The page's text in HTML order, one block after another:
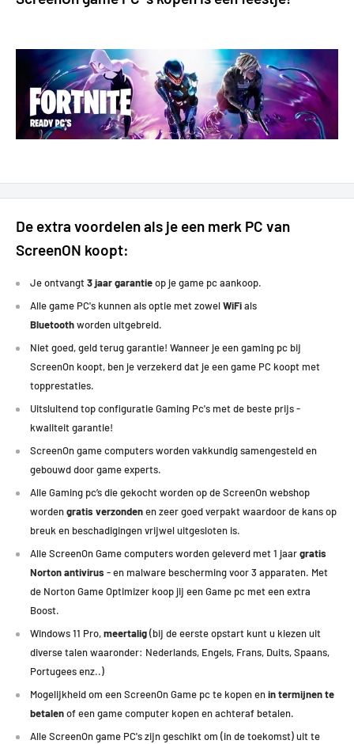
Fortnite:80+ FPS
GTA FiveM:60+ FPS
Rainbow 6:70 FPS
Rust: 80 FPS
Dead by Daylight: 100 FPS
Diablo:70+FPS
Hunt: Showdown:70+ FPS
Lost Ark:130+ FPS
Battlefield 4:150+ FPS
130+ FPS
PUBG: 150+ FPS
Forza Horizon 5:120+ FPS
Deze GamePC met de Nvidia Geforce RTX 3050 is ook uitermate
geschikt op Medium Settings (Medium - 1080p) en behaald daarop
minimaal 60 FPS met de volgende games:
Farming Simulator, Monster Hunter, Ark, Battlefield 5, The Witcher,
Tomb Raider, Far Cry 6, Call of Duty, Guardians of the Galaxy, Elden Ring,
De extra voordelen als je een merk PC van
ScreenON koopt:
Je ontvangt3 jaar garantieop je game pc aankoop.
Alle game PC's kunnen als optie met zowelWiFials
Bluetoothworden uitgebreid.
Niet goed, geld terug garantie! Wanneer je een gaming pc bij
ScreenOn koopt, ben je verzekerd dat je een game PC koopt met
topprestaties.
Uitsluitend top configuratie Gaming Pc's met de beste prijs -
kwaliteit garantie!
ScreenOn game computers worden vakkundig samengesteld en
gebouwd door game experts.
Alle Gaming pc’s die gekocht worden op de ScreenOn webshop
wordengratis verzondenen zeer goed verpakt waardoor de kans op
breuk en beschadigingen vrijwel uitgesloten is.
Alle ScreenOn Game computers worden geleverd met 1 jaargratis
Norton antivirus - en malware bescherming voor 3 apparaten. Met
de Norton Game Optimizer koop jij een Game pc met een extra
Boost.
Windows 11 Pro,meertalig(bij de eerste opstart kunt u kiezen uit
diverse talen waaronder: Nederlands, Engels, Frans, Duits, Spaans,
Portugees enz..)
Mogelijkheid om een ScreenOn Game pc te kopen enin termijnen te
betalenof een game computer kopen en achteraf betalen.
Alle ScreenOn game PC's zijn geschikt om (in de toekomst) uit te